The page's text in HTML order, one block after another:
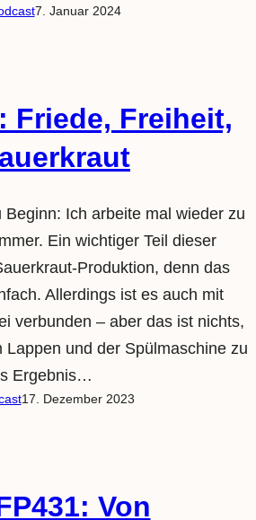
7. Januar 2024
Friede, Freiheit,
Beginn: Ich arbeite mal wieder zu
Ein wichtiger Teil dieser
Produktion, denn das
Allerdings ist es auch mit
verbunden – aber das ist nichts,
Lappen und der Spülmaschine zu
Ergebnis…
17. Dezember 2023
Von